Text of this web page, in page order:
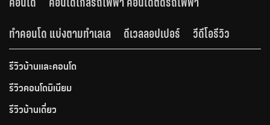
ทำคอนโด แบ่งตามทำเลเล
ดีเวลลอปเปอร์ วีดีโอรีวิว
รีวิวบ้านและคอนโด
รีวิวคอนโดมิเนียม
รีวิวบ้านเดี่ยว